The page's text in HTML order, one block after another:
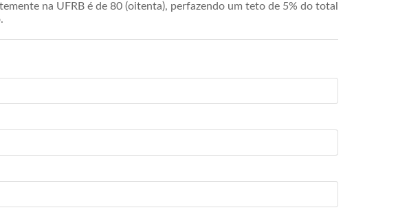
na UFRB é de 80 (oitenta), perfazendo um teto de 5% do total